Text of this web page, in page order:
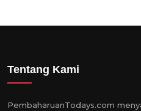
Tentang Kami
PembaharuanTodays.com